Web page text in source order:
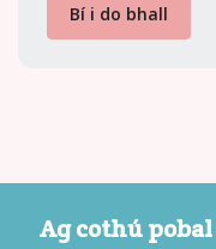
Bí i do bhall
Ag cothú